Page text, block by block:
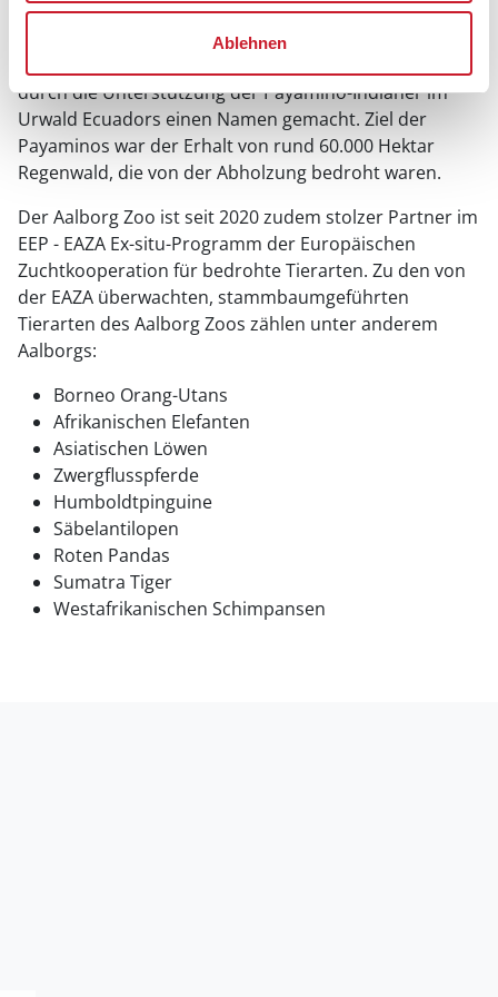
Ablehnen
die, die sich um den Schutz der vom Aussterben
bedrohten Schleiereule inJütland
durch die Unterstützung der Payamino-Indianer im
Urwald Ecuadors einen Namen gemacht. Ziel der
Payaminos war der Erhalt von rund 60.000 Hektar
Regenwald, die von der Abholzung bedroht waren.
Der Aalborg Zoo ist seit 2020 zudem stolzer Partner im
EEP - EAZA Ex-situ-Programm der Europäischen
Zuchtkooperation für bedrohte Tierarten. Zu den von
der EAZA überwachten, stammbaumgeführten
Tierarten des Aalborg Zoos zählen unter anderem
Aalborgs:
Borneo Orang-Utans
Afrikanischen Elefanten
Asiatischen Löwen
Zwergflusspferde
Humboldtpinguine
Säbelantilopen
Roten Pandas
Sumatra Tiger
Westafrikanischen Schimpansen